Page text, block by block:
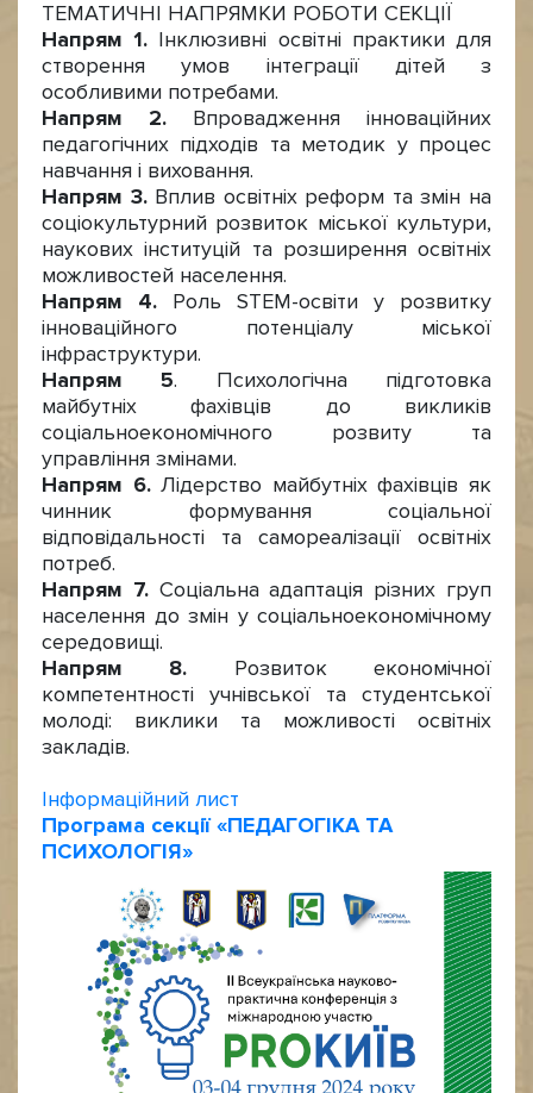
ТЕМАТИЧНІ НАПРЯМКИ РОБОТИ СЕКЦІЇ
Напрям 1. Інклюзивні освітні практики для
створення умов інтеграції дітей з
особливими потребами.
Напрям 2. Впровадження інноваційних
педагогічних підходів та методик у процес
навчання і виховання.
Напрям 3.Вплив освітніх реформ та змін на
соціокультурний розвиток міської культури,
наукових інституцій та розширення освітніх
можливостей населення.
Напрям 4. Роль SТЕM-освіти у розвитку
інноваційного потенціалу міської
інфраструктури.
Напрям 5. Психологічна підготовка
майбутніх фахівців до викликів
соціальноекономічного розвиту та
управління змінами.
Напрям 6.Лідерство майбутніх фахівців як
чинник формування соціальної
відповідальності та самореалізації освітніх
потреб.
Напрям 7.Соціальна адаптація різних груп
населення до змін у соціальноекономічному
середовищі.
Напрям 8. Розвиток економічної
компетентності учнівської та студентської
молоді: виклики та можливості освітніх
закладів.
Інформаційний лист
Програма секції «ПЕДАГОГІКА ТА
ПСИХОЛОГІЯ»